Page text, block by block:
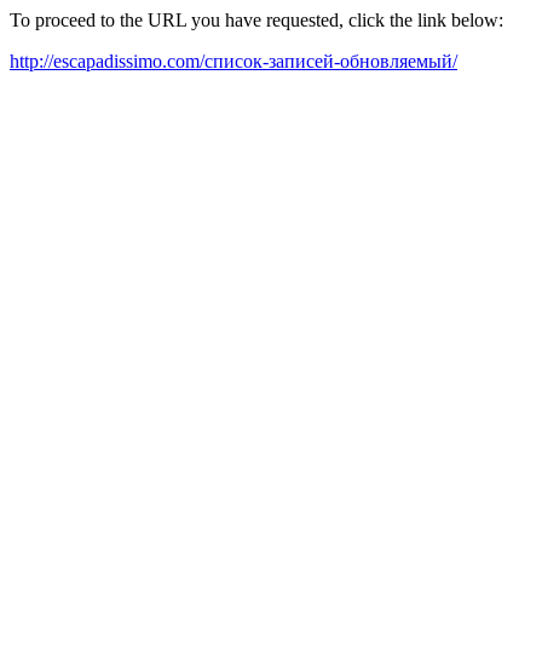
To proceed to the URL you have requested, click the link below:
http://escapadissimo.com/список-записей-обновляемый/